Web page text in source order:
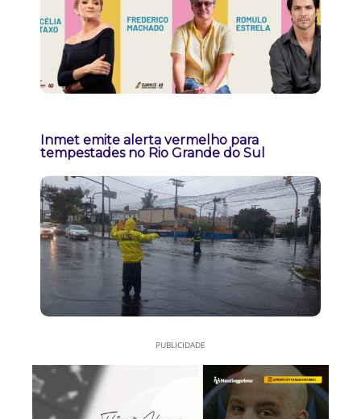
Inmet emite alerta vermelho para
tempestades no Rio Grande do Sul
PUBLICIDADE